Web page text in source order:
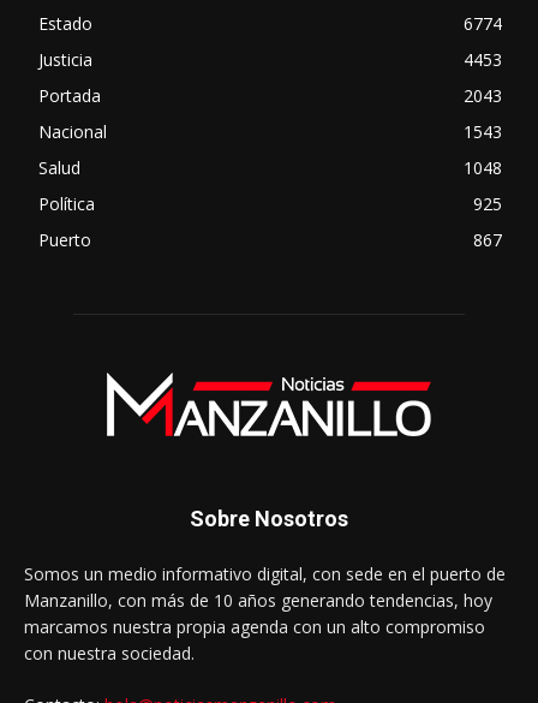
Estado
6774
Justicia
4453
Portada
2043
Nacional
1543
Salud
1048
Política
925
Puerto
867
Sobre Nosotros
Somos un medio informativo digital, con sede en el puerto de
Manzanillo, con más de 10 años generando tendencias, hoy
marcamos nuestra propia agenda con un alto compromiso
con nuestra sociedad.